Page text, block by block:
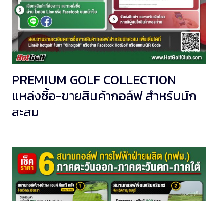
PREMIUM GOLF COLLECTION
แหล่งซื้อ-ขายสินค้ากอล์ฟ สำหรับนัก
สะสม